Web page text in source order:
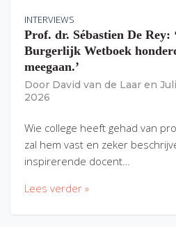
INTERVIEWS
Prof. dr. Sébastien De Rey:
Burgerlijk Wetboek
meegaan.’
Door David van de Laar en
2026
Wie college heeft gehad van
zal hem vast en zeker
inspirerende docent…
Lees verder »